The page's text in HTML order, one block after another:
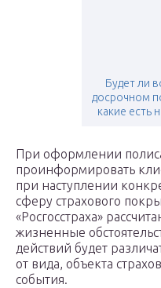
Будет ли
досрочном
какие есть
При оформлении
проинформировать
при наступлении
сферу страхового
«Росгосстраха»
жизненные
действий будет
от вида, объекта
события.